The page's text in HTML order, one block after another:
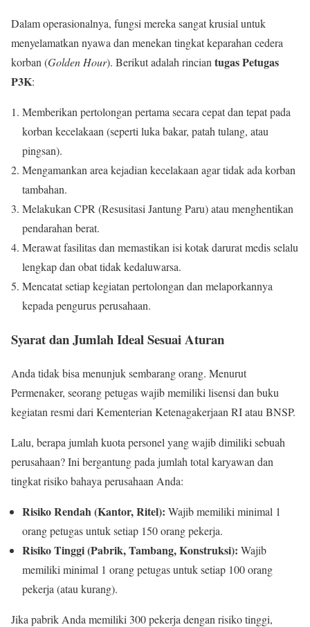
Dalam operasionalnya, fungsi mereka sangat krusial untuk
menyelamatkan nyawa dan menekan tingkat keparahan cedera
korban (Golden Hour). Berikut adalah rincian tugas Petugas
P3K:
Memberikan pertolongan pertama secara cepat dan tepat pada
korban kecelakaan (seperti luka bakar, patah tulang, atau
pingsan).
Mengamankan area kejadian kecelakaan agar tidak ada korban
tambahan.
Melakukan CPR (Resusitasi Jantung Paru) atau menghentikan
pendarahan berat.
Merawat fasilitas dan memastikan isi kotak darurat medis selalu
lengkap dan obat tidak kedaluwarsa.
Mencatat setiap kegiatan pertolongan dan melaporkannya
kepada pengurus perusahaan.
Syarat dan Jumlah Ideal Sesuai Aturan
Anda tidak bisa menunjuk sembarang orang. Menurut
Permenaker, seorang petugas wajib memiliki lisensi dan buku
kegiatan resmi dari Kementerian Ketenagakerjaan RI atau BNSP.
Lalu, berapa jumlah kuota personel yang wajib dimiliki sebuah
perusahaan? Ini bergantung pada jumlah total karyawan dan
tingkat risiko bahaya perusahaan Anda:
Risiko Rendah (Kantor, Ritel): Wajib memiliki minimal 1
orang petugas untuk setiap 150 orang pekerja.
Risiko Tinggi (Pabrik, Tambang, Konstruksi): Wajib
memiliki minimal 1 orang petugas untuk setiap 100 orang
pekerja (atau kurang).
Jika pabrik Anda memiliki 300 pekerja dengan risiko tinggi,